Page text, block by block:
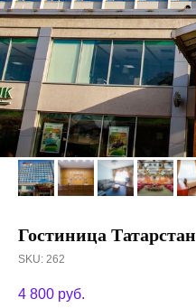
Гостиница Татарстан
SKU: 262
4 800 руб.